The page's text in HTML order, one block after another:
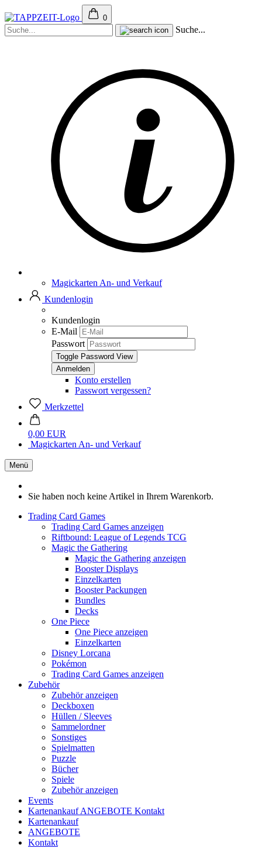
0
Suche...
Magickarten An- und Verkauf
Kundenlogin
Kundenlogin
E-Mail
Passwort
Toggle Password View
Konto erstellen
Passwort vergessen?
Merkzettel
0,00 EUR
Magickarten An- und Verkauf
Menü
Sie haben noch keine Artikel in Ihrem Warenkorb.
Trading Card Games
Trading Card Games anzeigen
Riftbound: League of Legends TCG
Magic the Gathering
Magic the Gathering anzeigen
Booster Displays
Einzelkarten
Booster Packungen
Bundles
Decks
One Piece
One Piece anzeigen
Einzelkarten
Disney Lorcana
Pokémon
Trading Card Games anzeigen
Zubehör
Zubehör anzeigen
Deckboxen
Hüllen / Sleeves
Sammelordner
Sonstiges
Spielmatten
Puzzle
Bücher
Spiele
Zubehör anzeigen
Events
KartenankaufANGEBOTE Kontakt
Kartenankauf
ANGEBOTE
Kontakt